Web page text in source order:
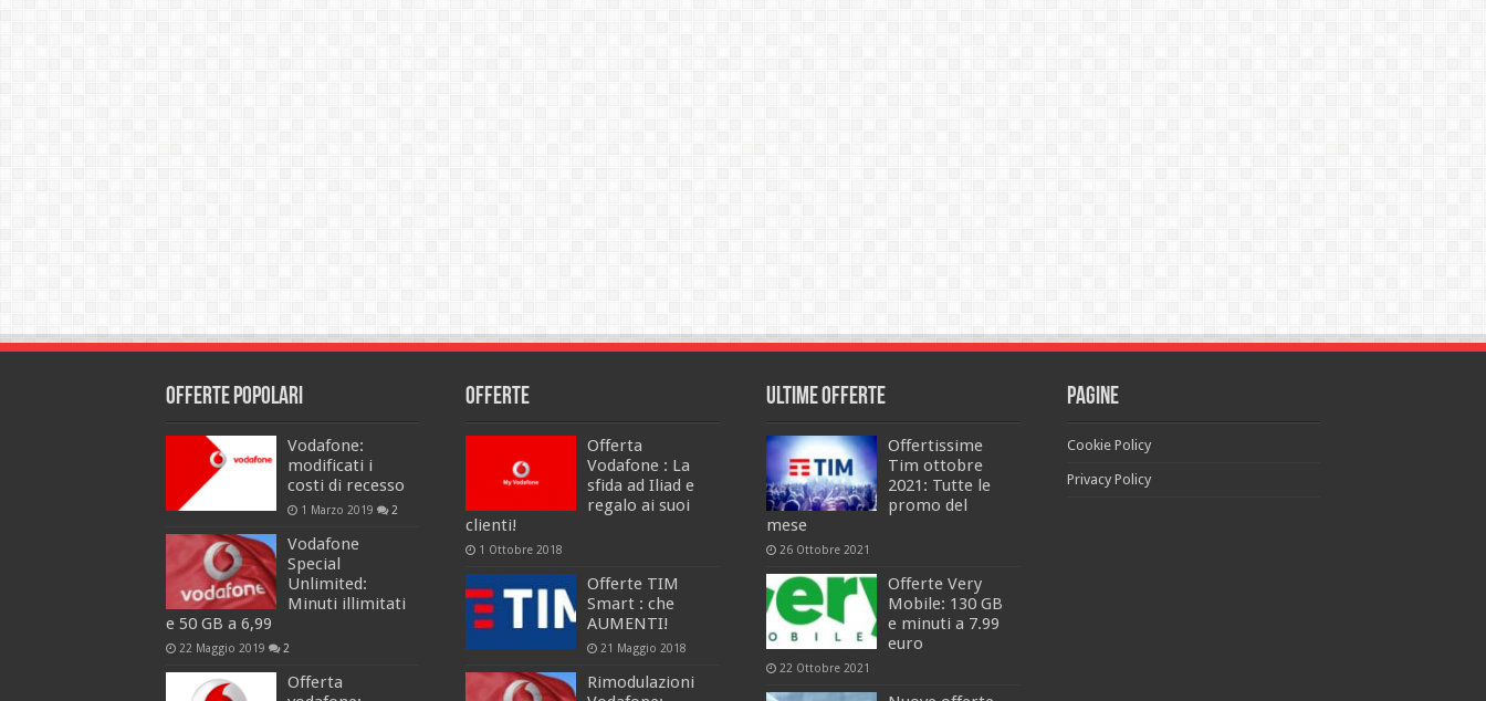
Offerte popolari
Vodafone:
modificati i
costi di recesso
1 Marzo 2019 2
Vodafone
Special
Unlimited:
Minuti illimitati
e 50 GB a 6,99
22 Maggio 2019 2
Offerta
Offerte
Offerta
Vodafone : La
sfida ad Iliad e
regalo ai suoi
clienti!
1 Ottobre 2018
Offerte TIM
Smart : che
AUMENTI!
21 Maggio 2018
Rimodulazioni
Ultime offerte
Offertissime
Tim ottobre
2021: Tutte le
promo del
mese
26 Ottobre 2021
Offerte Very
Mobile: 130 GB
e minuti a 7.99
euro
22 Ottobre 2021
Pagine
Cookie Policy
Privacy Policy